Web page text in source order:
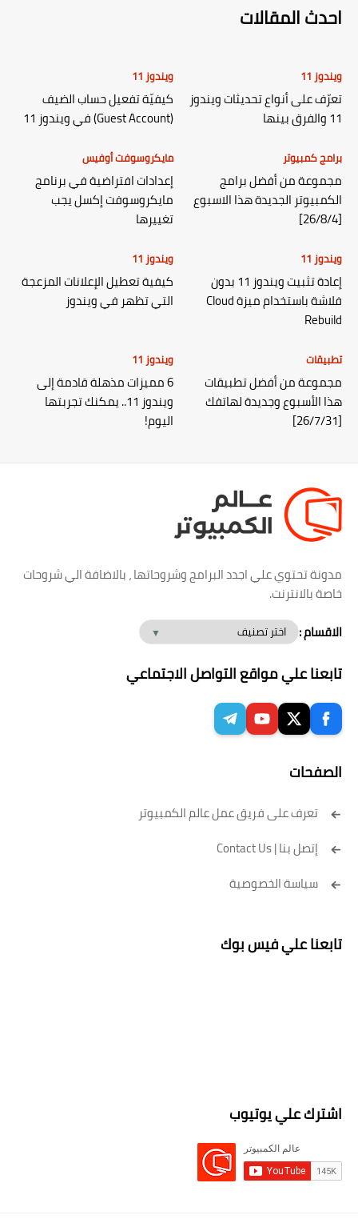
احدث المقالات
ويندوز 11
تعرّف على أنواع تحديثات ويندوز
11 والفرق بينها
ويندوز 11
كيفيّة تفعيل حساب الضيف
(Guest Account) في ويندوز 11
برامج كمبيوتر
مجموعة من أفضل برامج
الكمبيوتر الجديدة هذا الاسبوع
[26/8/4]
مايكروسوفت أوفيس
إعدادات افتراضية في برنامج
مايكروسوفت إكسل يجب
تغييرها
ويندوز 11
إعادة تثبيت ويندوز 11 بدون
فلاشة باستخدام ميزة Cloud
Rebuild
ويندوز 11
كيفية تعطيل الإعلانات المزعجة
التي تظهر في ويندوز
تطبيقات
مجموعة من أفضل تطبيقات
هذا الأسبوع وجديدة لهاتفك
[26/7/31]
ويندوز 11
6 مميزات مذهلة قادمة إلى
ويندوز 11.. يمكنك تجربتها
اليوم!
مدونة تحتوي علي اجدد البرامج وشروحاتها ، بالاضافة الي شروحات
خاصة بالانترنت.
الاقسام :
تابعنا علي مواقع التواصل الاجتماعي
الصفحات
تعرف على فريق عمل عالم الكمبيوتر
إتصل بنا | Contact Us
سياسة الخصوصية
تابعنا علي فيس بوك
اشترك علي يوتيوب